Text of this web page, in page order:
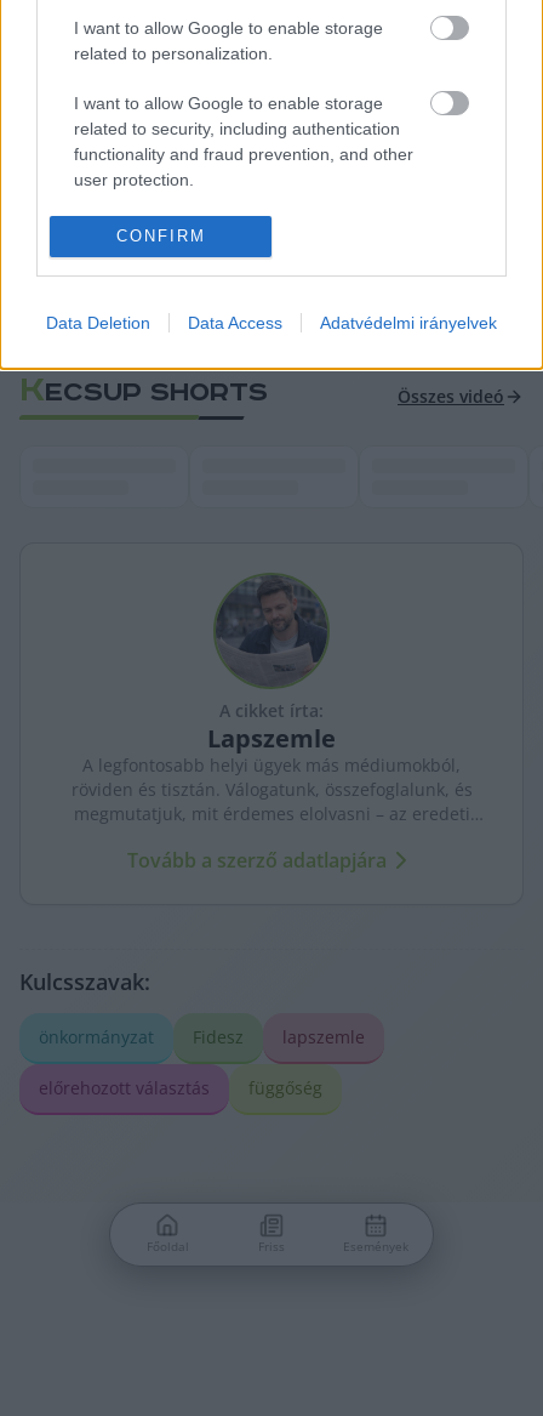
I want to allow Google to enable storage
related to personalization.
I want to allow Google to enable storage
related to security, including authentication
functionality and fraud prevention, and other
user protection.
CONFIRM
Data Deletion Data Access Adatvédelmi irányelvek
Háttérbeszélgetéseken éppen ezek miatt a
önkormányzati választás gondolata, ám
egyelőre nincs kondzsnezus ebben a
kérdésben. A lapnak ugyanakkor többen
számoltak be arról, hogy például a Tisza
Szigetek felől érezhető a nyomás ebbe az
KECSUP SHORTS Összes videó
A cikket írta:
Lapszemle
A legfontosabb helyi ügyek más médiumokból,
röviden és tisztán. Válogatunk, összefoglalunk, és
megmutatjuk, mit érdemes elolvasni – az eredeti
Tovább a szerző adatlapjára
Kulcsszavak:
önkormányzat Fidesz lapszemle
előrehozott választás függőség
Főoldal Friss Események